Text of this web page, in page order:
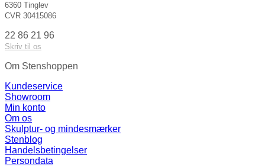
6360 Tinglev
CVR 30415086
22 86 21 96
Skriv til os
Om Stenshoppen
Kundeservice
Showroom
Min konto
Om os
Skulptur- og mindesmærker
Stenblog
Handelsbetingelser
Persondata